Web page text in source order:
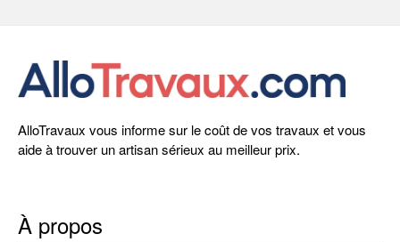
AlloTravaux vous informe sur le coût de vos travaux et vous
aide à trouver un artisan sérieux au meilleur prix.
À propos